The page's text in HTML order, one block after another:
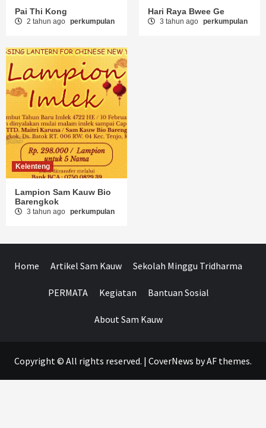
Pai Thi Kong
2 tahun ago perkumpulan
Hari Raya Bwee Ge
3 tahun ago perkumpulan
Kelenteng
Lampion Sam Kauw Bio
Barengkok
3 tahun ago perkumpulan
Home Artikel Sam Kauw Sekolah Minggu Tridharma
PERMATA Kegiatan Bantuan Sosial
About Sam Kauw
Copyright © All rights reserved. | CoverNews by AF themes.